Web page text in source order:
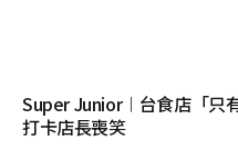
Super Junior︱台食店「只
打卡店長喪笑